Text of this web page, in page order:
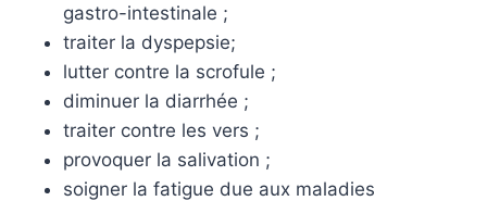
gastro-intestinale ;
traiter la dyspepsie;
lutter contre la scrofule ;
diminuer la diarrhée ;
traiter contre les vers ;
provoquer la salivation ;
soigner la fatigue due aux maladies